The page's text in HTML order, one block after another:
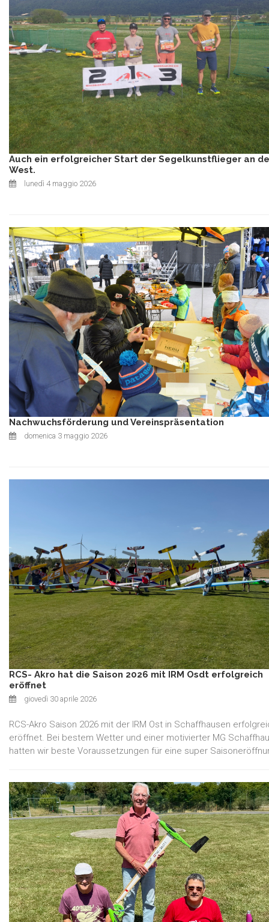
Auch ein erfolgreicher Start der Segelkunstflieger an
West.
lunedì 4 maggio 2026
Nachwuchsförderung und Vereinspräsentation
domenica 3 maggio 2026
RCS- Akro hat die Saison 2026 mit IRM Osdt erfolgreich
eröffnet
giovedì 30 aprile 2026
RCS-Akro Saison 2026 mit der IRM Ost in Schaffhausen
eröffnet. Bei bestem Wetter und einer motivierter MG
hatten wir beste Voraussetzungen für eine super